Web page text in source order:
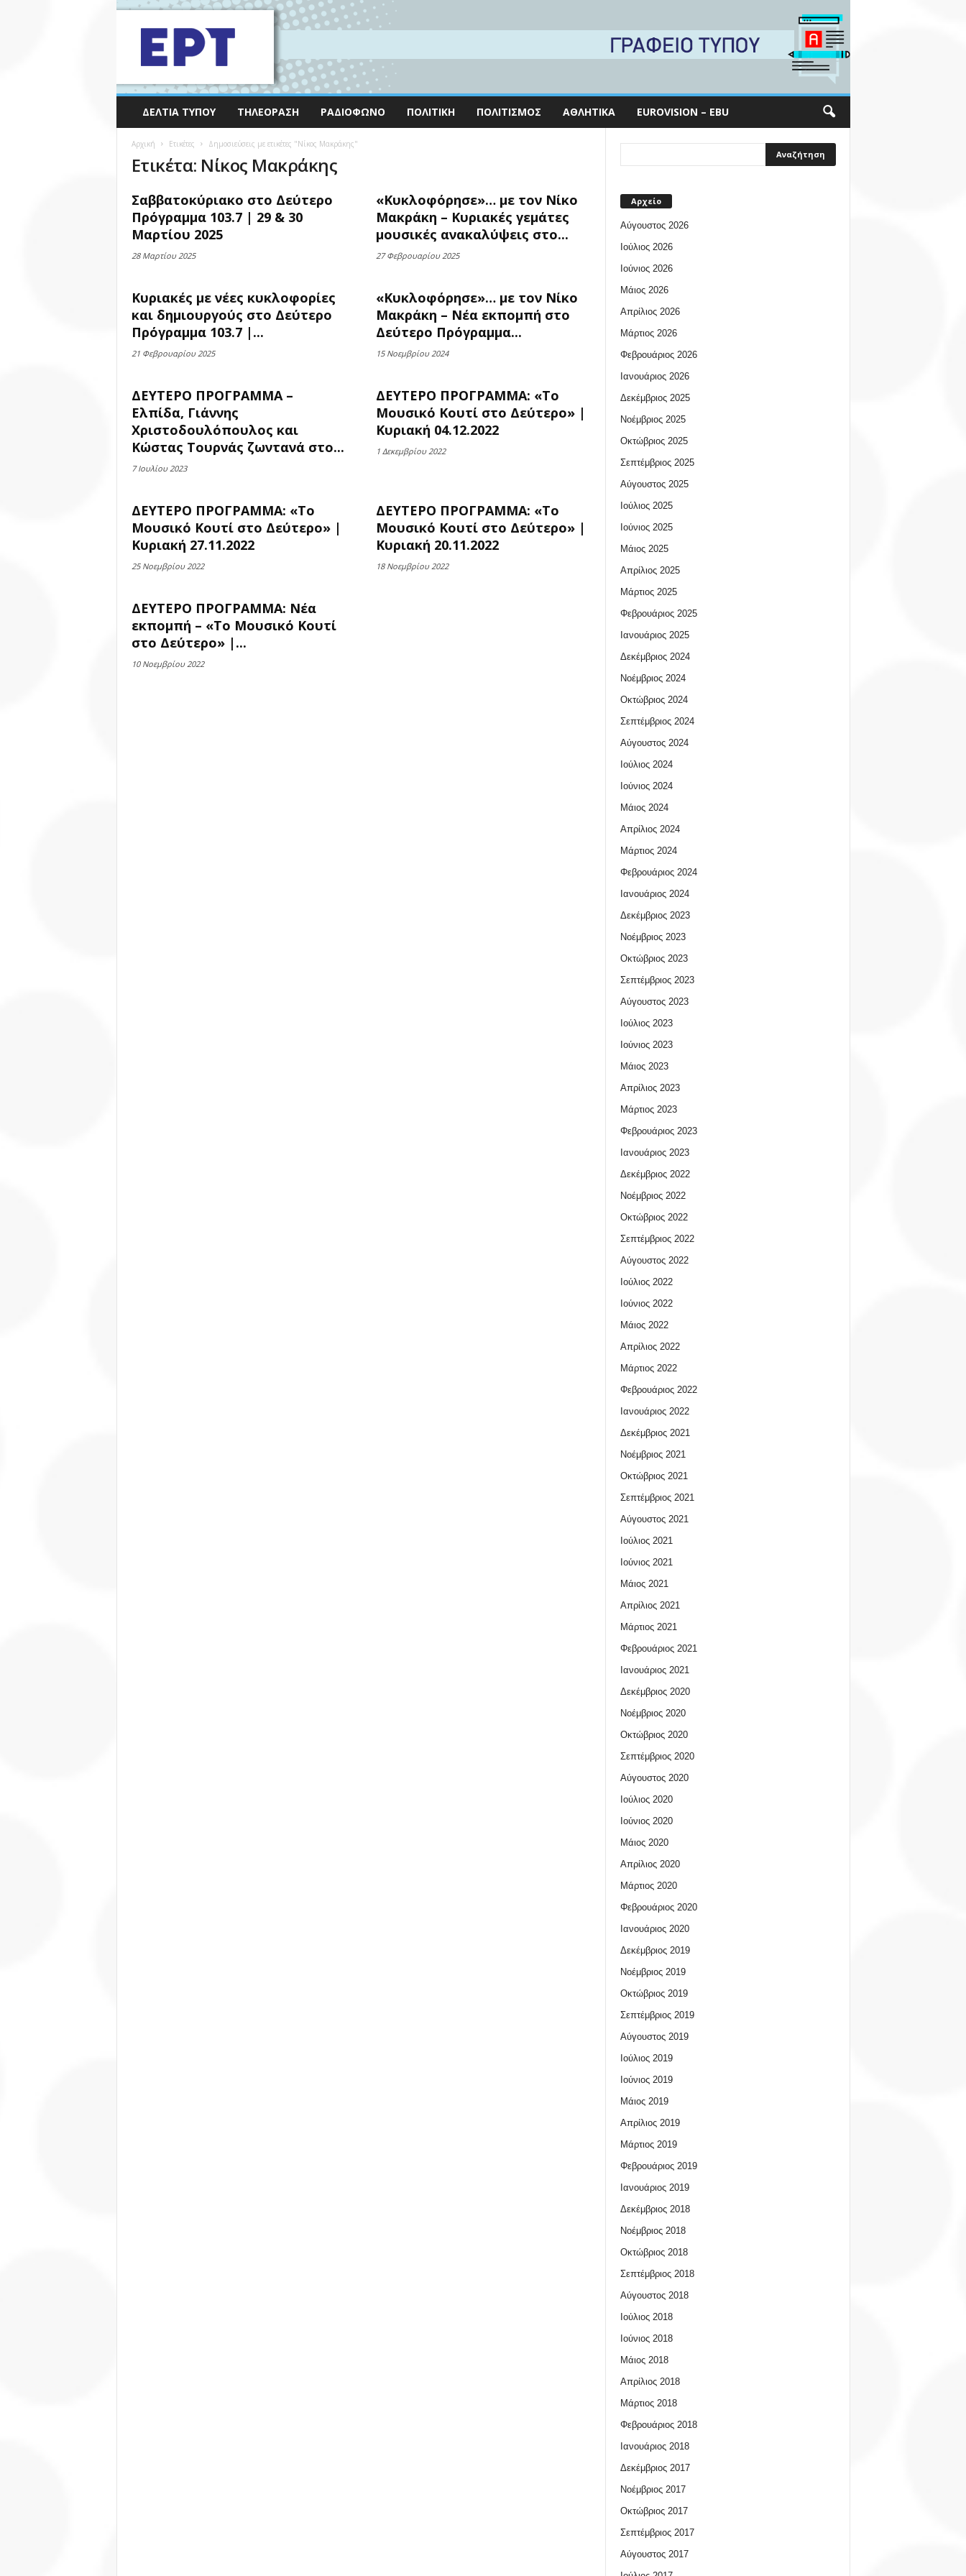
ΔΕΛΤΊΑ ΤΎΠΟΥ ΤΗΛΕΌΡΑΣΗ ΡΑΔΙΌΦΩΝΟ ΠΟΛΙΤΙΚΉ ΠΟΛΙΤΙΣΜΌΣ ΑΘΛΗΤΙΚΆ EUROVISION – EBU
Αρχική Ετικέτες Δημοσιεύσεις με ετικέτες "Νίκος Μακράκης"
Ετικέτα: Νίκος Μακράκης
Σαββατοκύριακο στο Δεύτερο
Πρόγραμμα 103.7 | 29 & 30
Μαρτίου 2025
28 Μαρτίου 2025
«Κυκλοφόρησε»… με τον Νίκο
Μακράκη – Κυριακές γεμάτες
μουσικές ανακαλύψεις στο...
27 Φεβρουαρίου 2025
Κυριακές με νέες κυκλοφορίες
και δημιουργούς στο Δεύτερο
Πρόγραμμα 103.7 |...
21 Φεβρουαρίου 2025
«Κυκλοφόρησε»… με τον Νίκο
Μακράκη – Νέα εκπομπή στο
Δεύτερο Πρόγραμμα...
15 Νοεμβρίου 2024
ΔΕΥΤΕΡΟ ΠΡΟΓΡΑΜΜΑ –
Ελπίδα, Γιάννης
Χριστοδουλόπουλος και
Κώστας Τουρνάς ζωντανά στο...
7 Ιουλίου 2023
ΔΕΥΤΕΡΟ ΠΡΟΓΡΑΜΜΑ: «Το
Μουσικό Κουτί στο Δεύτερο» |
Κυριακή 04.12.2022
1 Δεκεμβρίου 2022
ΔΕΥΤΕΡΟ ΠΡΟΓΡΑΜΜΑ: «Το
Μουσικό Κουτί στο Δεύτερο» |
Κυριακή 27.11.2022
25 Νοεμβρίου 2022
ΔΕΥΤΕΡΟ ΠΡΟΓΡΑΜΜΑ: «Το
Μουσικό Κουτί στο Δεύτερο» |
Κυριακή 20.11.2022
18 Νοεμβρίου 2022
ΔΕΥΤΕΡΟ ΠΡΟΓΡΑΜΜΑ: Νέα
εκπομπή – «Το Μουσικό Κουτί
στο Δεύτερο» |...
10 Νοεμβρίου 2022
Αρχείο
Αύγουστος 2026
Ιούλιος 2026
Ιούνιος 2026
Μάιος 2026
Απρίλιος 2026
Μάρτιος 2026
Φεβρουάριος 2026
Ιανουάριος 2026
Δεκέμβριος 2025
Νοέμβριος 2025
Οκτώβριος 2025
Σεπτέμβριος 2025
Αύγουστος 2025
Ιούλιος 2025
Ιούνιος 2025
Μάιος 2025
Απρίλιος 2025
Μάρτιος 2025
Φεβρουάριος 2025
Ιανουάριος 2025
Δεκέμβριος 2024
Νοέμβριος 2024
Οκτώβριος 2024
Σεπτέμβριος 2024
Αύγουστος 2024
Ιούλιος 2024
Ιούνιος 2024
Μάιος 2024
Απρίλιος 2024
Μάρτιος 2024
Φεβρουάριος 2024
Ιανουάριος 2024
Δεκέμβριος 2023
Νοέμβριος 2023
Οκτώβριος 2023
Σεπτέμβριος 2023
Αύγουστος 2023
Ιούλιος 2023
Ιούνιος 2023
Μάιος 2023
Απρίλιος 2023
Μάρτιος 2023
Φεβρουάριος 2023
Ιανουάριος 2023
Δεκέμβριος 2022
Νοέμβριος 2022
Οκτώβριος 2022
Σεπτέμβριος 2022
Αύγουστος 2022
Ιούλιος 2022
Ιούνιος 2022
Μάιος 2022
Απρίλιος 2022
Μάρτιος 2022
Φεβρουάριος 2022
Ιανουάριος 2022
Δεκέμβριος 2021
Νοέμβριος 2021
Οκτώβριος 2021
Σεπτέμβριος 2021
Αύγουστος 2021
Ιούλιος 2021
Ιούνιος 2021
Μάιος 2021
Απρίλιος 2021
Μάρτιος 2021
Φεβρουάριος 2021
Ιανουάριος 2021
Δεκέμβριος 2020
Νοέμβριος 2020
Οκτώβριος 2020
Σεπτέμβριος 2020
Αύγουστος 2020
Ιούλιος 2020
Ιούνιος 2020
Μάιος 2020
Απρίλιος 2020
Μάρτιος 2020
Φεβρουάριος 2020
Ιανουάριος 2020
Δεκέμβριος 2019
Νοέμβριος 2019
Οκτώβριος 2019
Σεπτέμβριος 2019
Αύγουστος 2019
Ιούλιος 2019
Ιούνιος 2019
Μάιος 2019
Απρίλιος 2019
Μάρτιος 2019
Φεβρουάριος 2019
Ιανουάριος 2019
Δεκέμβριος 2018
Νοέμβριος 2018
Οκτώβριος 2018
Σεπτέμβριος 2018
Αύγουστος 2018
Ιούλιος 2018
Ιούνιος 2018
Μάιος 2018
Απρίλιος 2018
Μάρτιος 2018
Φεβρουάριος 2018
Ιανουάριος 2018
Δεκέμβριος 2017
Νοέμβριος 2017
Οκτώβριος 2017
Σεπτέμβριος 2017
Αύγουστος 2017